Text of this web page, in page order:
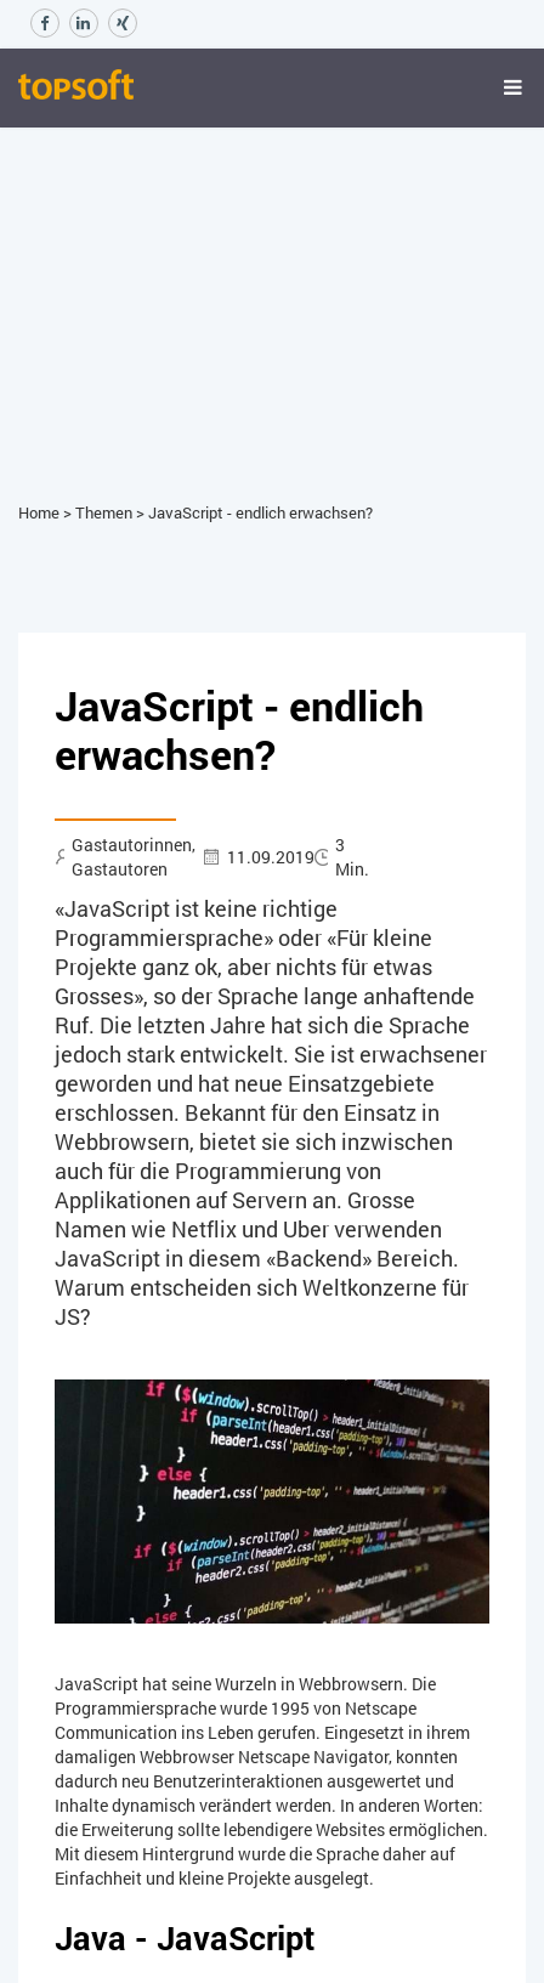
Home>Themen>JavaScript - endlich erwachsen?
JavaScript - endlich
erwachsen?
Gastautorinnen,
Gastautoren
11.09.2019
3
Min.
«JavaScript ist keine richtige
Programmiersprache» oder «Für kleine
Projekte ganz ok, aber nichts für etwas
Grosses», so der Sprache lange anhaftende
Ruf. Die letzten Jahre hat sich die Sprache
jedoch stark entwickelt. Sie ist erwachsener
geworden und hat neue Einsatzgebiete
erschlossen. Bekannt für den Einsatz in
Webbrowsern, bietet sie sich inzwischen
auch für die Programmierung von
Applikationen auf Servern an. Grosse
Namen wie Netflix und Uber verwenden
JavaScript in diesem «Backend» Bereich.
Warum entscheiden sich Weltkonzerne für
JS?
JavaScript hat seine Wurzeln in Webbrowsern. Die
Programmiersprache wurde 1995 von Netscape
Communication ins Leben gerufen. Eingesetzt in ihrem
damaligen Webbrowser Netscape Navigator, konnten
dadurch neu Benutzerinteraktionen ausgewertet und
Inhalte dynamisch verändert werden. In anderen Worten:
die Erweiterung sollte lebendigere Websites ermöglichen.
Mit diesem Hintergrund wurde die Sprache daher auf
Einfachheit und kleine Projekte ausgelegt.
Java - JavaScript